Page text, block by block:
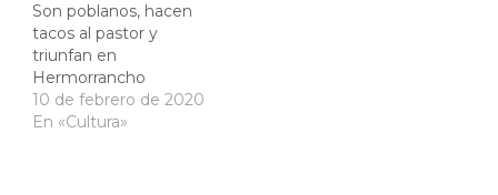
Son poblanos, hacen
tacos al pastor y
triunfan en
Hermorrancho
10 de febrero de 2020
En «Cultura»